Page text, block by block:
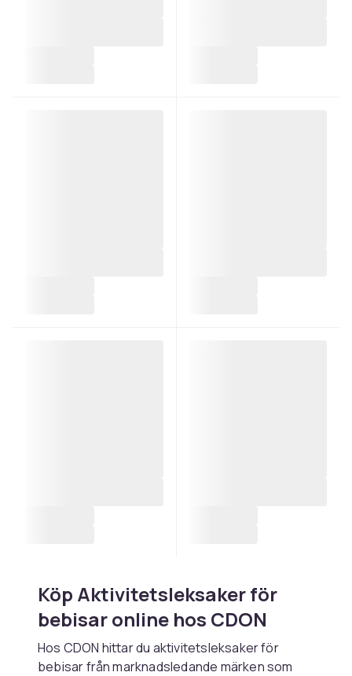
Köp Aktivitetsleksaker för
bebisar online hos CDON
Hos CDON hittar du aktivitetsleksaker för
bebisar från marknadsledande märken som